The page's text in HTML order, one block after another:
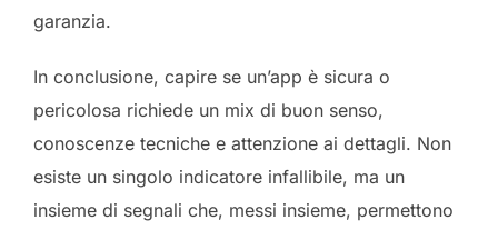
garanzia.
In conclusione, capire se un’app è sicura o
pericolosa richiede un mix di buon senso,
conoscenze tecniche e attenzione ai dettagli. Non
esiste un singolo indicatore infallibile, ma un
insieme di segnali che, messi insieme, permettono